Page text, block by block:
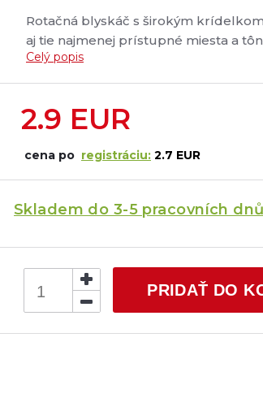
Rotačná blyskáč s širokým
aj tie najmenej prístupné miesta a
záberov....
Celý popis
2.9 EUR
cena po registráciu: 2.7 EUR
Skladem do 3-5 pracovních dnů
PRIDAŤ DO